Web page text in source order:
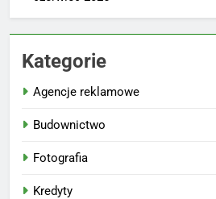
Kategorie
Agencje reklamowe
Budownictwo
Fotografia
Kredyty